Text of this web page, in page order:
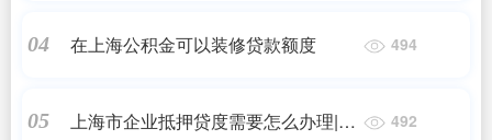
04 在上海公积金可以装修贷款额度 494
05
上海市企业抵押贷度需要怎么办理|信
492